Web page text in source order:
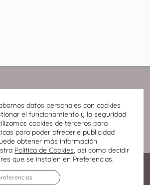
datos personales con cookies
el funcionamiento y la seguridad
cookies de terceros para
para poder ofrecerle publicidad
obtener más información
Política de Cookies, así como decidir
que se instalen en Preferencias.